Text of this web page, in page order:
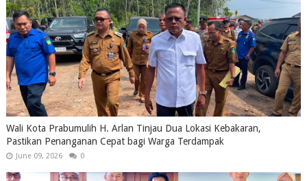
Wali Kota Prabumulih H. Arlan Tinjau Dua Lokasi Kebakaran,
Pastikan Penanganan Cepat bagi Warga Terdampak
June 09, 2026 0